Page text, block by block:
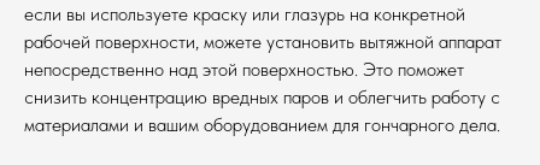
если вы используете краску или глазурь на конкретной
рабочей поверхности, можете установить вытяжной аппарат
непосредственно над этой поверхностью. Это поможет
снизить концентрацию вредных паров и облегчить работу с
материалами и вашим оборудованием для гончарного дела.